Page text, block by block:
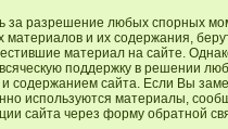
за разрешение любых спорных
материалов и их содержания,
материал на сайте.
всяческую поддержку в решении
содержанием сайта. Если Вы
используются материалы,
сайта через форму обратной